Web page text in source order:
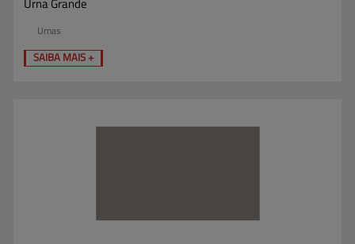
Urna Grande
Urnas
SAIBA MAIS +